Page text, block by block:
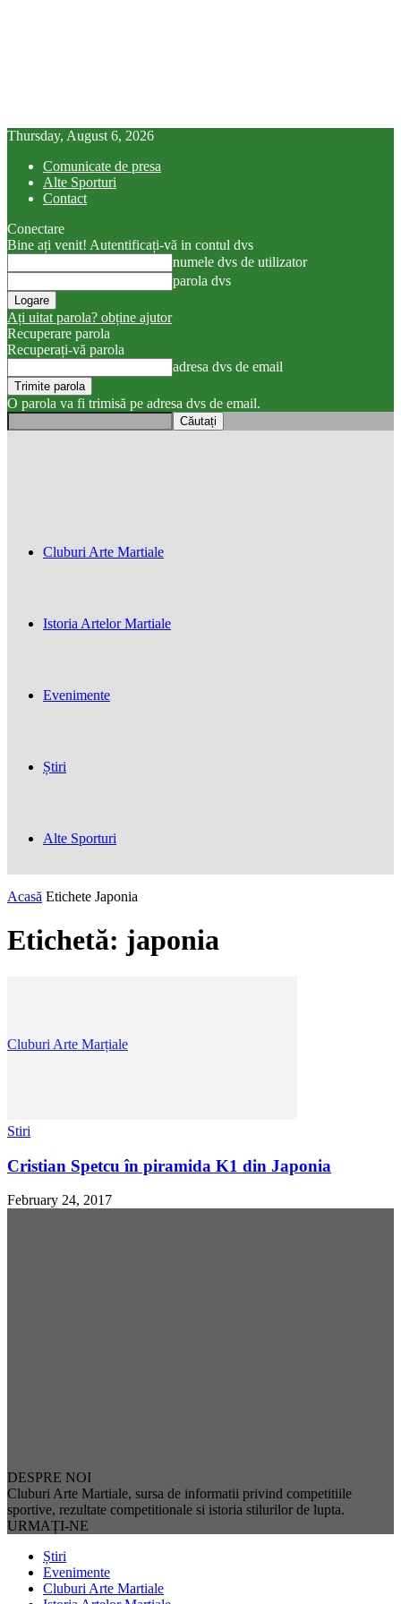
Thursday, August 6, 2026
Comunicate de presa
Alte Sporturi
Contact
Conectare
Bine ați venit! Autentificați-vă in contul dvs
numele dvs de utilizator
parola dvs
Ați uitat parola? obține ajutor
Recuperare parola
Recuperați-vă parola
adresa dvs de email
O parola va fi trimisă pe adresa dvs de email.
Cluburi Arte Marțiale
Cluburi Arte Martiale
Istoria Artelor Martiale
Evenimente
Știri
Alte Sporturi
Acasă Etichete Japonia
Etichetă: japonia
Stiri
Cristian Spetcu în piramida K1 din Japonia
February 24, 2017
DESPRE NOI
Cluburi Arte Martiale, sursa de informatii privind competitiile
sportive, rezultate competitionale si istoria stilurilor de lupta.
URMAȚI-NE
Știri
Evenimente
Cluburi Arte Martiale